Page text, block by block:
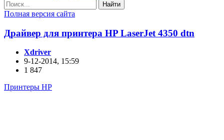
Найти
Полная версия сайта
Драйвер для принтера HP LaserJet 4350 dtn
Xdriver
9-12-2014, 15:59
1 847
Принтеры HP